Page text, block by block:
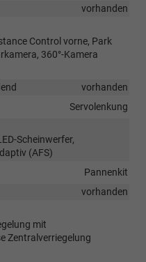
vorhanden
Control vorne, Park
360°-Kamera
vorhanden
Servolenkung
Scheinwerfer,
(AFS)
Pannenkit
vorhanden
mit
Zentralverriegelung